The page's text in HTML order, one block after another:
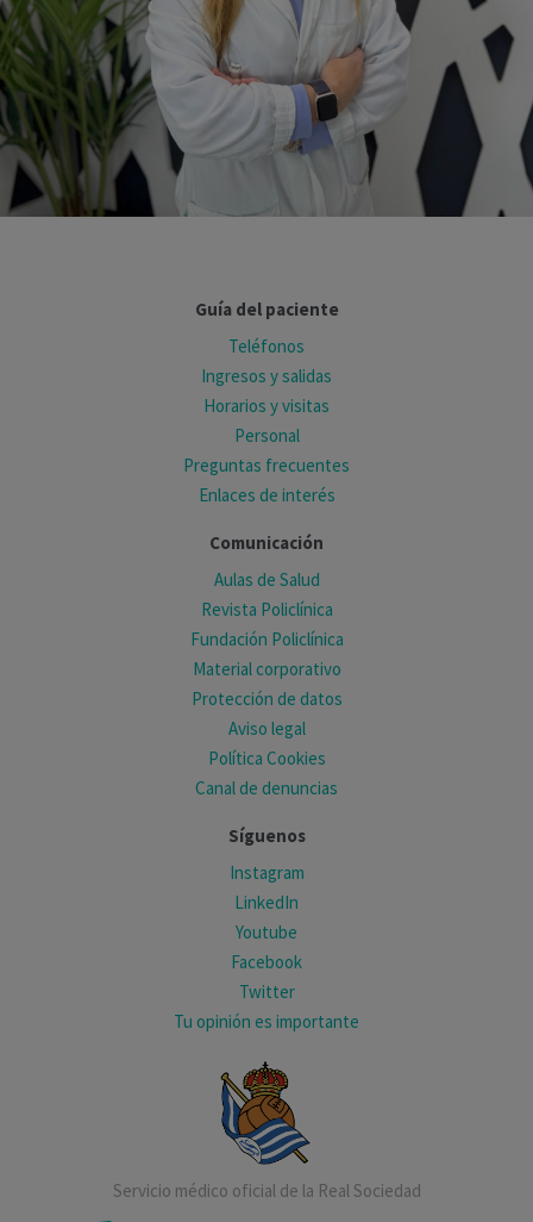
Guía del paciente
Teléfonos
Ingresos y salidas
Horarios y visitas
Personal
Preguntas frecuentes
Enlaces de interés
Comunicación
Aulas de Salud
Revista Policlínica
Fundación Policlínica
Material corporativo
Protección de datos
Aviso legal
Política Cookies
Canal de denuncias
Síguenos
Instagram
LinkedIn
Youtube
Facebook
Twitter
Tu opinión es importante
Servicio médico oficial de la Real Sociedad